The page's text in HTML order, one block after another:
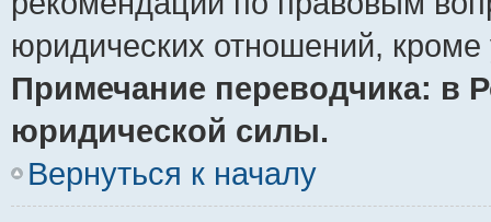
юридических отношений,
Примечание переводчика: в
юридической силы.
Вернуться к началу